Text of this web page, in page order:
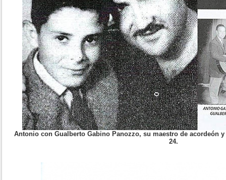
Antonio con Gualberto Gabino Panozzo, su maestro de acordeón
24.